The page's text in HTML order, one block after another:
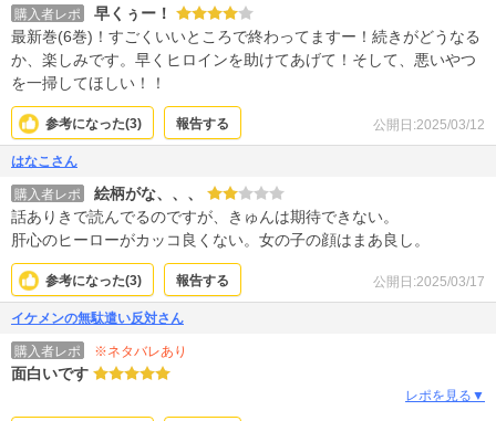
購入者レポ
早くぅー！
最新巻(6巻)！すごくいいところで終わってますー！続きがどうなる
か、楽しみです。早くヒロインを助けてあげて！そして、悪いやつ
を一掃してほしい！！
公開日:2025/03/12
参考になった(3) 報告する
はなこさん
購入者レポ
絵柄がな、、、
話ありきで読んでるのですが、きゅんは期待できない。
肝心のヒーローがカッコ良くない。女の子の顔はまあ良し。
公開日:2025/03/17
参考になった(3) 報告する
イケメンの無駄遣い反対さん
購入者レポ ※ネタバレあり
面白いです
レポを見る▼